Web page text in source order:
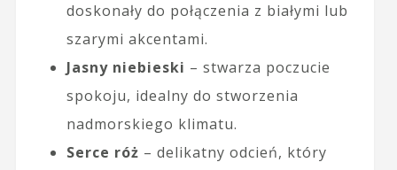
doskonały do połączenia z białymi lub
szarymi akcentami.
Jasny niebieski – stwarza poczucie
spokoju, idealny do stworzenia
nadmorskiego klimatu.
Serce róż – delikatny odcień, który